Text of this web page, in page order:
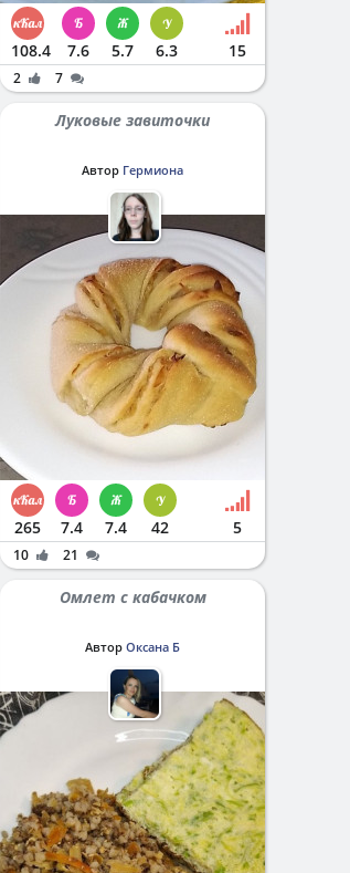
108.4 7.6 5.7 6.3 15
2 7
Луковые завиточки
Автор Гермиона
265 7.4 7.4 42 5
10 21
Омлет с кабачком
Автор Оксана Б